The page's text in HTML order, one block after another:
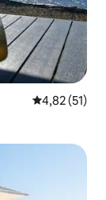
4,82 af 5 í
4,82 (51)